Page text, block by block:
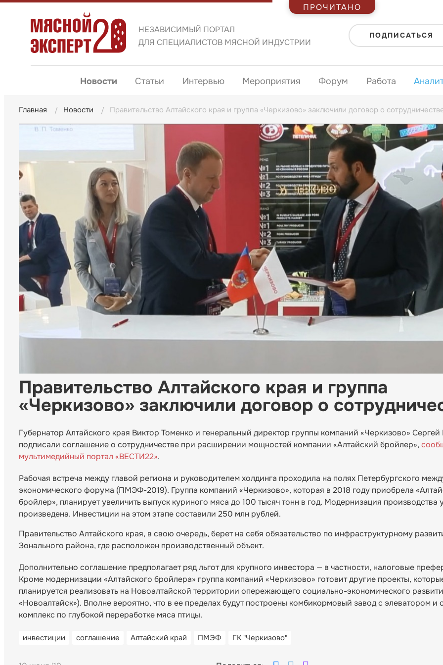
НЕЗАВИСИМЫЙ ПОРТАЛ
ДЛЯ СПЕЦИАЛИСТОВ МЯСНОЙ ИНДУСТРИИ
ПОДПИСАТЬСЯ
Новости Статьи Интервью Мероприятия Форум Работа
Главная Новости Правительство Алтайского края и группа «Черкизово» заключили договор о
Правительство Алтайского края и группа
«Черкизово» заключили договор о
Губернатор Алтайского края Виктор Томенко и генеральный директор группы компаний «Черкизово»
подписали соглашение о сотрудничестве при расширении мощностей компании «Алтайский бройлер»,
мультимедийный портал «ВЕСТИ22».
Рабочая встреча между главой региона и руководителем холдинга проходила на полях Петербургского
экономического форума (ПМЭФ-2019). Группа компаний «Черкизово», которая в 2018 году приобрела
бройлер», планирует увеличить выпуск куриного мяса до 100 тысяч тонн в год. Модернизация производства
произведена. Инвестиции на этом этапе составили 250 млн рублей.
Правительство Алтайского края, в свою очередь, берет на себя обязательство по инфраструктурному
Зонального района, где расположен производственный объект.
Дополнительно соглашение предполагает ряд льгот для крупного инвестора — в частности, налоговые
Кроме модернизации «Алтайского бройлера» группа компаний «Черкизово» готовит другие проекты,
планируется реализовать на Новоалтайской территории опережающего социально-экономического
«Новоалтайск»). Вполне вероятно, что в ее пределах будут построены комбикормовый завод с элеватором и
комплекс по глубокой переработке мяса птицы.
инвестиции соглашение Алтайский край ПМЭФ ГК "Черкизово"
ПРОЧИТАНО